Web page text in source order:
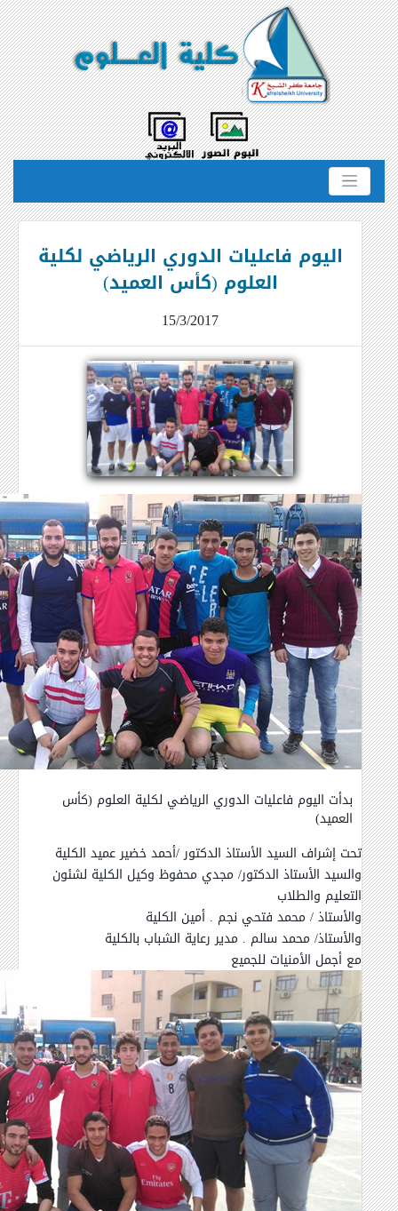
اليوم فاعليات الدوري الرياضي لكلية
العلوم (كأس العميد)
15/3/2017
بدأت اليوم فاعليات الدوري الرياضي لكلية العلوم (كأس
العميد)
تحت إشراف السيد الأستاذ الدكتور /أحمد خضير عميد الكلية
والسيد الأستاذ الدكتور/ مجدي محفوظ وكيل الكلية لشئون
التعليم والطلاب
والأستاذ / محمد فتحي نجم . أمين الكلية
والأستاذ/ محمد سالم . مدير رعاية الشباب بالكلية
مع أجمل الأمنيات للجميع